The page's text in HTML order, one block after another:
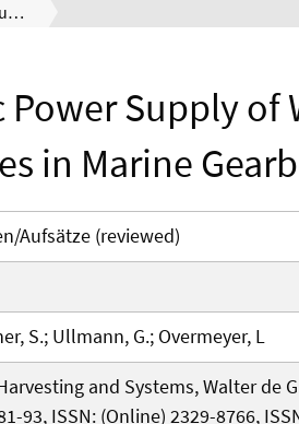
Thermoelectric Power Supply of Wireless Sensor Nodes in Marine Gearboxes
Supply of
in Marine
Aufsätze (reviewed)
S.; Ullmann, G.; Overmeyer, L
and Systems, Walter de
93, ISSN: (Online) 2329-8766,